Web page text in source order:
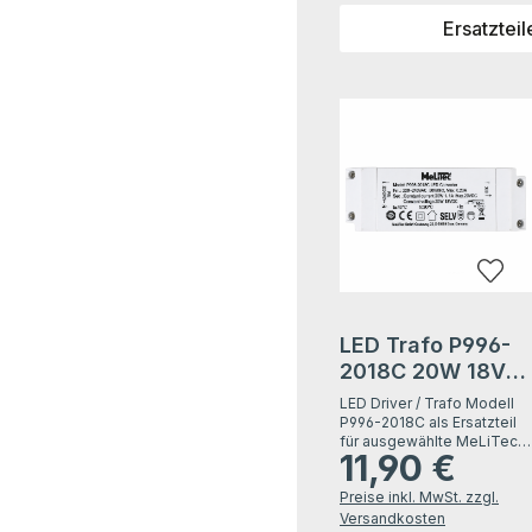
LED Trafo P996-
2018C 20W 18V
DC LED Treiber
für MeLiTec
Deckenleuchten
LED Driver / Trafo Modell
P996-2018C als Ersatzteil
für ausgewählte MeLiTec
LED-Deckenleuchten. Der
Trafo sorgt für eine
konstante
Stromversorgung der LED-
Regulärer Preis:
11,90 €
Preise inkl. MwSt. zzgl.
Versandkosten